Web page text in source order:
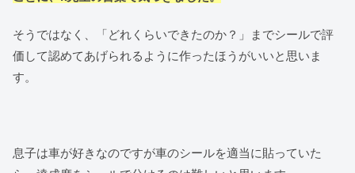
そうではなく、「どれくらいできたのか？」までシールで評
価して認めてあげられるように作ったほうがいいと思いま
す。
息子は車が好きなのですが車のシールを適当に貼っていた